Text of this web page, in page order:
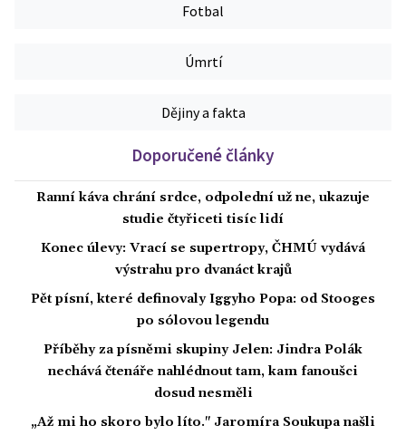
Fotbal
Úmrtí
Dějiny a fakta
Doporučené články
Ranní káva chrání srdce, odpolední už ne, ukazuje
studie čtyřiceti tisíc lidí
Konec úlevy: Vrací se supertropy, ČHMÚ vydává
výstrahu pro dvanáct krajů
Pět písní, které definovaly Iggyho Popa: od Stooges
po sólovou legendu
Příběhy za písněmi skupiny Jelen: Jindra Polák
nechává čtenáře nahlédnout tam, kam fanoušci
dosud nesměli
„Až mi ho skoro bylo líto." Jaromíra Soukupa našli